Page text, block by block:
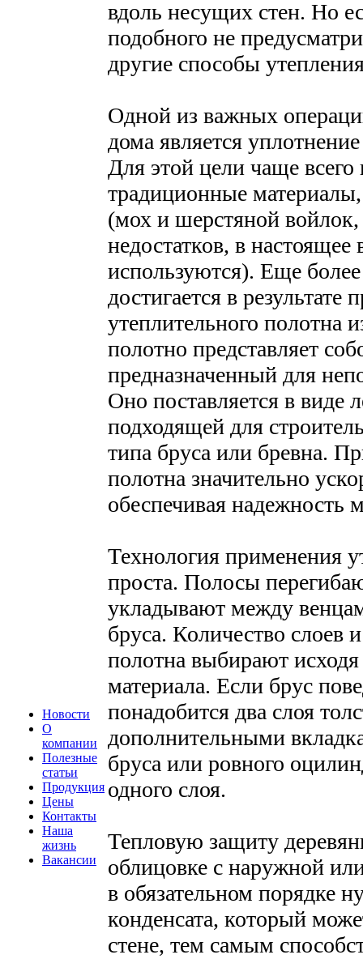
Новости
О
компании
Полезные
статьи
Продукция
Цены
Контакты
Наша
жизнь
Вакансии
вдоль несущих стен. Но
подобного не
другие способы
Одной из важных
дома является
Для этой цели чаще
традиционные
(мох и шерстяной
недостатков, в
используются). Еще
достигается в
утеплительного полотна
полотно представляет
предназначенный для
Оно поставляется в
подходящей для
типа бруса или бревна.
полотна значительно
обеспечивая
Технология применения
проста. Полосы
укладывают между
бруса. Количество слоев
полотна выбирают исходя
материала. Если брус
понадобится два слоя
дополнительными
бруса или ровного
одного слоя.
Тепловую защиту
облицовке с наружной
в обязательном порядке
конденсата, который
стене, тем самым